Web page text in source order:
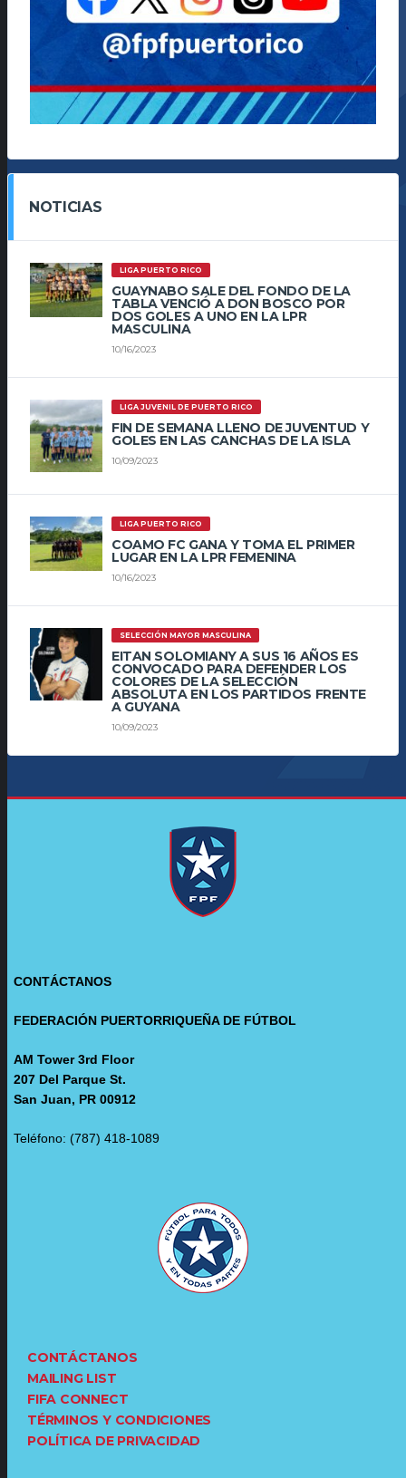
NOTICIAS
LIGA PUERTO RICO
GUAYNABO SALE DEL FONDO DE LA
TABLA VENCIÓ A DON BOSCO POR
DOS GOLES A UNO EN LA LPR
MASCULINA
10/16/2023
LIGA JUVENIL DE PUERTO RICO
FIN DE SEMANA LLENO DE JUVENTUD Y
GOLES EN LAS CANCHAS DE LA ISLA
10/09/2023
LIGA PUERTO RICO
COAMO FC GANA Y TOMA EL PRIMER
LUGAR EN LA LPR FEMENINA
10/16/2023
SELECCIÓN MAYOR MASCULINA
EITAN SOLOMIANY A SUS 16 AÑOS ES
CONVOCADO PARA DEFENDER LOS
COLORES DE LA SELECCIÓN
ABSOLUTA EN LOS PARTIDOS FRENTE
A GUYANA
10/09/2023
CONTÁCTANOS
FEDERACIÓN PUERTORRIQUEÑA DE FÚTBOL
AM Tower 3rd Floor
207 Del Parque St.
San Juan, PR 00912
Teléfono: (787) 418-1089
CONTÁCTANOS
MAILING LIST
FIFA CONNECT
TÉRMINOS Y CONDICIONES
POLÍTICA DE PRIVACIDAD